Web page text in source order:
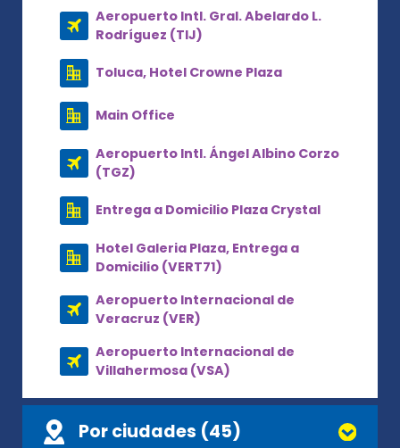
Aeropuerto Intl. Gral. Abelardo L.
Rodríguez (TIJ)
Toluca, Hotel Crowne Plaza
Main Office
Aeropuerto Intl. Ángel Albino Corzo
(TGZ)
Entrega a Domicilio Plaza Crystal
Hotel Galeria Plaza, Entrega a
Domicilio (VERT71)
Aeropuerto Internacional de
Veracruz (VER)
Aeropuerto Internacional de
Villahermosa (VSA)
Por ciudades (45)